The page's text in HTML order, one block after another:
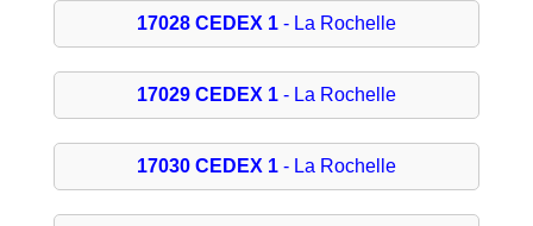
17028 CEDEX 1- La Rochelle
17029 CEDEX 1- La Rochelle
17030 CEDEX 1- La Rochelle